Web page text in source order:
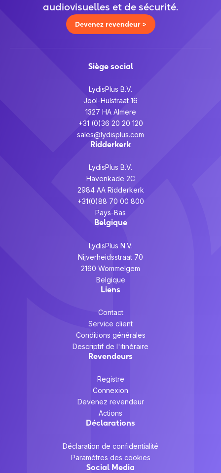
audiovisuelles et de sécurité.
Devenez revendeur >
Siège social
LydisPlus B.V.
Jool-Hulstraat 16
1327 HA Almere
+31 (0)36 20 20 120
sales@lydisplus.com
Ridderkerk
LydisPlus B.V.
Havenkade 2C
2984 AA Ridderkerk
+31(0)88 70 00 800
Pays-Bas
Belgique
LydisPlus N.V.
Nijverheidsstraat 70
2160 Wommelgem
Belgique
Liens
Contact
Service client
Conditions générales
Descriptif de l'itinéraire
Revendeurs
Registre
Connexion
Devenez revendeur
Actions
Déclarations
Déclaration de confidentialité
Paramètres des cookies
Social Media